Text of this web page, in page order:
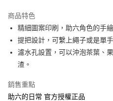
Apple Pay
街口支付
悠遊付
AFTEE先享後付
相關說明
商品特色
精細圖案印刷，助六角色的手
提把設計，可繫上繩子或是單
濾水孔設置，可以沖泡茶葉、
渣。
銷售重點
助六的日常 官方授權正品